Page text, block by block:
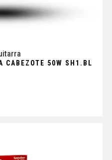
CABEZOTE 50W SH1.BL